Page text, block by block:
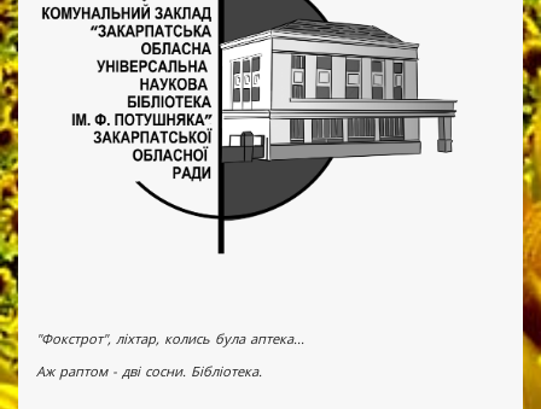
"Фокстрот", ліхтар, колись була аптека...
Аж раптом - дві сосни. Бібліотека.